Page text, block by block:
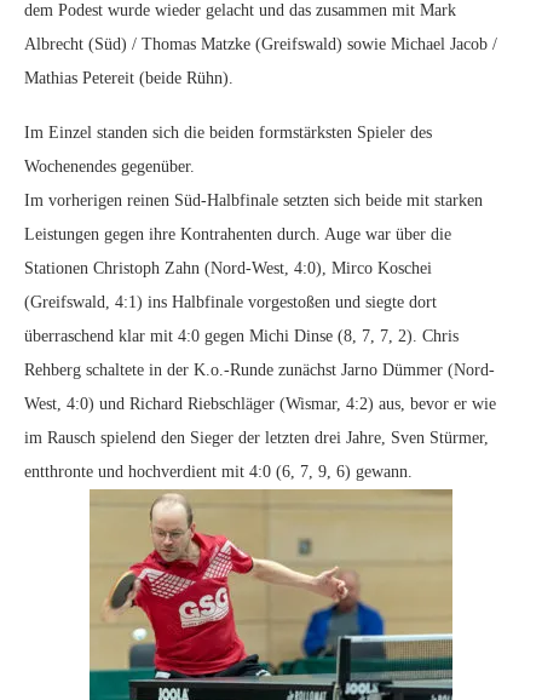
dem Podest wurde wieder gelacht und das zusammen mit Mark
Albrecht (Süd) / Thomas Matzke (Greifswald) sowie Michael Jacob /
Mathias Petereit (beide Rühn).
Im Einzel standen sich die beiden formstärksten Spieler des
Wochenendes gegenüber.
Im vorherigen reinen Süd-Halbfinale setzten sich beide mit starken
Leistungen gegen ihre Kontrahenten durch. Auge war über die
Stationen Christoph Zahn (Nord-West, 4:0), Mirco Koschei
(Greifswald, 4:1) ins Halbfinale vorgestoßen und siegte dort
überraschend klar mit 4:0 gegen Michi Dinse (8, 7, 7, 2). Chris
Rehberg schaltete in der K.o.-Runde zunächst Jarno Dümmer (Nord-
West, 4:0) und Richard Riebschläger (Wismar, 4:2) aus, bevor er wie
im Rausch spielend den Sieger der letzten drei Jahre, Sven Stürmer,
entthronte und hochverdient mit 4:0 (6, 7, 9, 6) gewann.